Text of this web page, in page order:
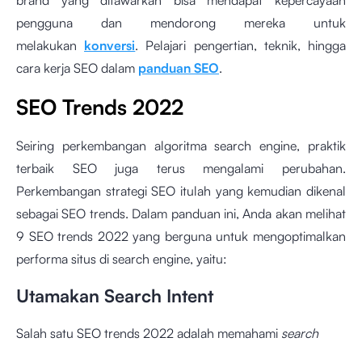
pengguna dan mendorong mereka untuk
melakukan konversi. Pelajari pengertian, teknik, hingga
cara kerja SEO dalam panduan SEO.
SEO Trends 2022
Seiring perkembangan algoritma search engine, praktik
terbaik SEO juga terus mengalami perubahan.
Perkembangan strategi SEO itulah yang kemudian dikenal
sebagai SEO trends. Dalam panduan ini, Anda akan melihat
9 SEO trends 2022 yang berguna untuk mengoptimalkan
performa situs di search engine, yaitu:
Utamakan Search Intent
Salah satu SEO trends 2022 adalah memahami search